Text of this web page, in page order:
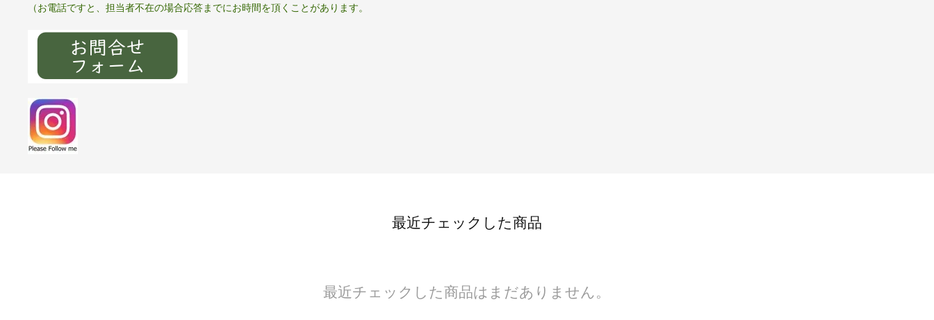
（お電話ですと、担当者不在の場合応答までにお時間を頂くことがあります。
最近チェックした商品
最近チェックした商品はまだありません。